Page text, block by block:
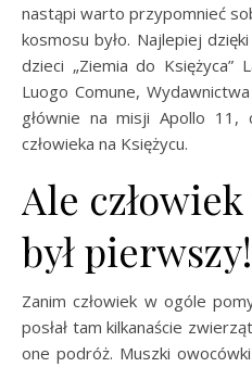
nastąpi warto przypomnieć
kosmosu było. Najlepiej
dzieci „Ziemia do Księżyca”
Luogo Comune,
głównie na misji Apollo 11,
człowieka na Księżycu.
Ale
był pierwszy!
Zanim człowiek w ogóle
posłał tam kilkanaście
one podróż. Muszki